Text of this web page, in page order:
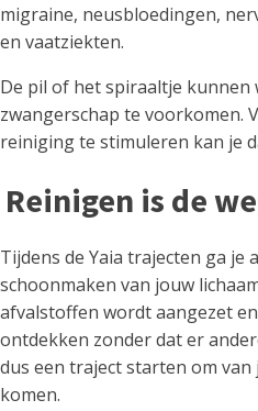
migraine, neusbloedingen,
en vaatziekten.
De pil of het spiraaltje
zwangerschap te voorkomen.
reiniging te stimuleren kan je
Reinigen is de
Tijdens de Yaia trajecten ga je
schoonmaken van jouw
afvalstoffen wordt aangezet
ontdekken zonder dat er
dus een traject starten om
komen.